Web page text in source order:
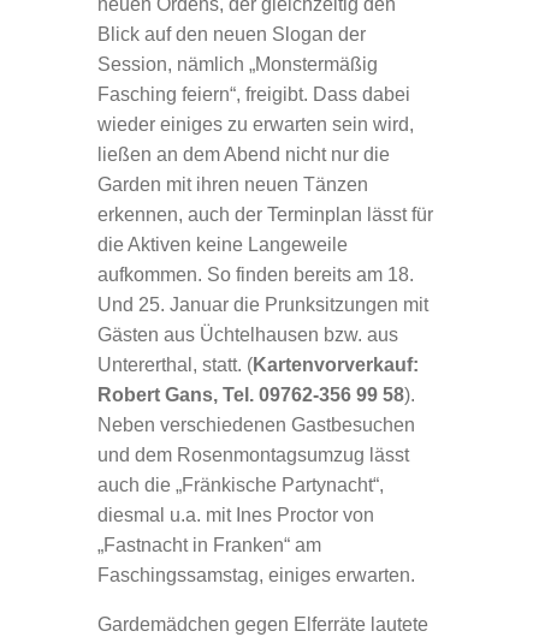
neuen Ordens, der gleichzeitig den
Blick auf den neuen Slogan der
Session, nämlich „Monstermäßig
Fasching feiern“, freigibt. Dass dabei
wieder einiges zu erwarten sein wird,
ließen an dem Abend nicht nur die
Garden mit ihren neuen Tänzen
erkennen, auch der Terminplan lässt für
die Aktiven keine Langeweile
aufkommen. So finden bereits am 18.
Und 25. Januar die Prunksitzungen mit
Gästen aus Üchtelhausen bzw. aus
Untererthal, statt. (Kartenvorverkauf:
Robert Gans, Tel. 09762-356 99 58).
Neben verschiedenen Gastbesuchen
und dem Rosenmontagsumzug lässt
auch die „Fränkische Partynacht“,
diesmal u.a. mit Ines Proctor von
„Fastnacht in Franken“ am
Faschingssamstag, einiges erwarten.
Gardemädchen gegen Elferräte lautete